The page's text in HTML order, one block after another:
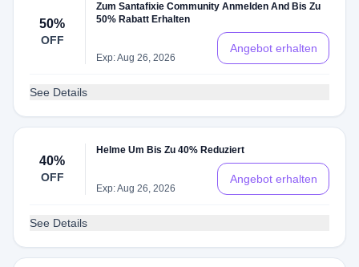
50%
OFF
Zum Santafixie Community Anmelden And Bis Zu
50% Rabatt Erhalten
Exp: Aug 26, 2026
Angebot erhalten
See Details
40%
OFF
Helme Um Bis Zu 40% Reduziert
Exp: Aug 26, 2026
Angebot erhalten
See Details